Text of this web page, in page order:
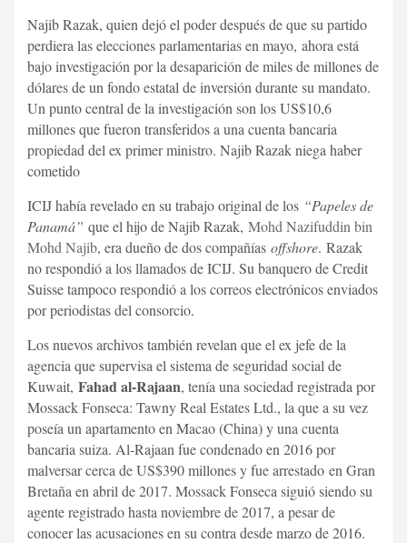
Najib Razak, quien dejó el poder después de que su partido
perdiera las elecciones parlamentarias en mayo, ahora está
bajo investigación por la desaparición de miles de millones de
dólares de un fondo estatal de inversión durante su mandato.
Un punto central de la investigación son los US$10,6
millones que fueron transferidos a una cuenta bancaria
propiedad del ex primer ministro. Najib Razak niega haber
cometido
ICIJ había revelado en su trabajo original de los “Papeles de
Panamá” que el hijo de Najib Razak, Mohd Nazifuddin bin
Mohd Najib, era dueño de dos compañías offshore. Razak
no respondió a los llamados de ICIJ. Su banquero de Credit
Suisse tampoco respondió a los correos electrónicos enviados
por periodistas del consorcio.
Los nuevos archivos también revelan que el ex jefe de la
agencia que supervisa el sistema de seguridad social de
Kuwait, Fahad al-Rajaan, tenía una sociedad registrada por
Mossack Fonseca: Tawny Real Estates Ltd., la que a su vez
poseía un apartamento en Macao (China) y una cuenta
bancaria suiza. Al-Rajaan fue condenado en 2016 por
malversar cerca de US$390 millones y fue arrestado en Gran
Bretaña en abril de 2017. Mossack Fonseca siguió siendo su
agente registrado hasta noviembre de 2017, a pesar de
conocer las acusaciones en su contra desde marzo de 2016.